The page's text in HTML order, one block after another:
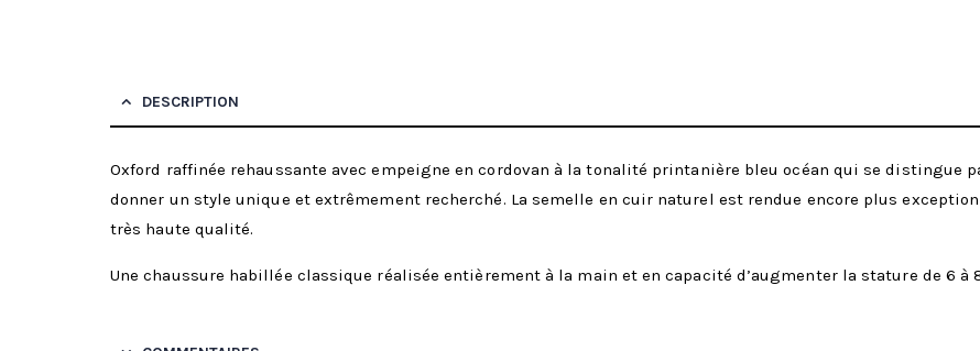
DESCRIPTION
Oxford raffinée rehaussante avec empeigne en cordovan à la tonalité printanière bleu océan qui se distingue
donner un style unique et extrêmement recherché. La semelle en cuir naturel est rendue encore plus
très haute qualité.
Une chaussure habillée classique réalisée entièrement à la main et en capacité d’augmenter la stature de 6 à